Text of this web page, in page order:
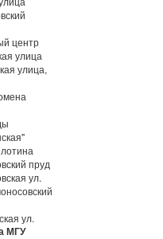
центр
улица
улица,
пруд
ул.
ул.
МГУ